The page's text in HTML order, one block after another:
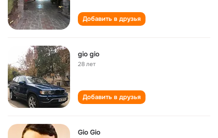
Добавить в друзья
gio gio
28 лет
Добавить в друзья
Gio Gio